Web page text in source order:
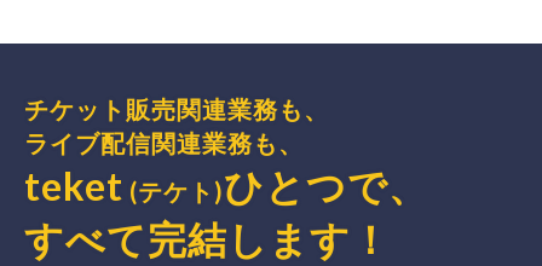
チケット販売関連業務も、
ライブ配信関連業務も、
teket (テケト)ひとつで、
すべて完結 します ！